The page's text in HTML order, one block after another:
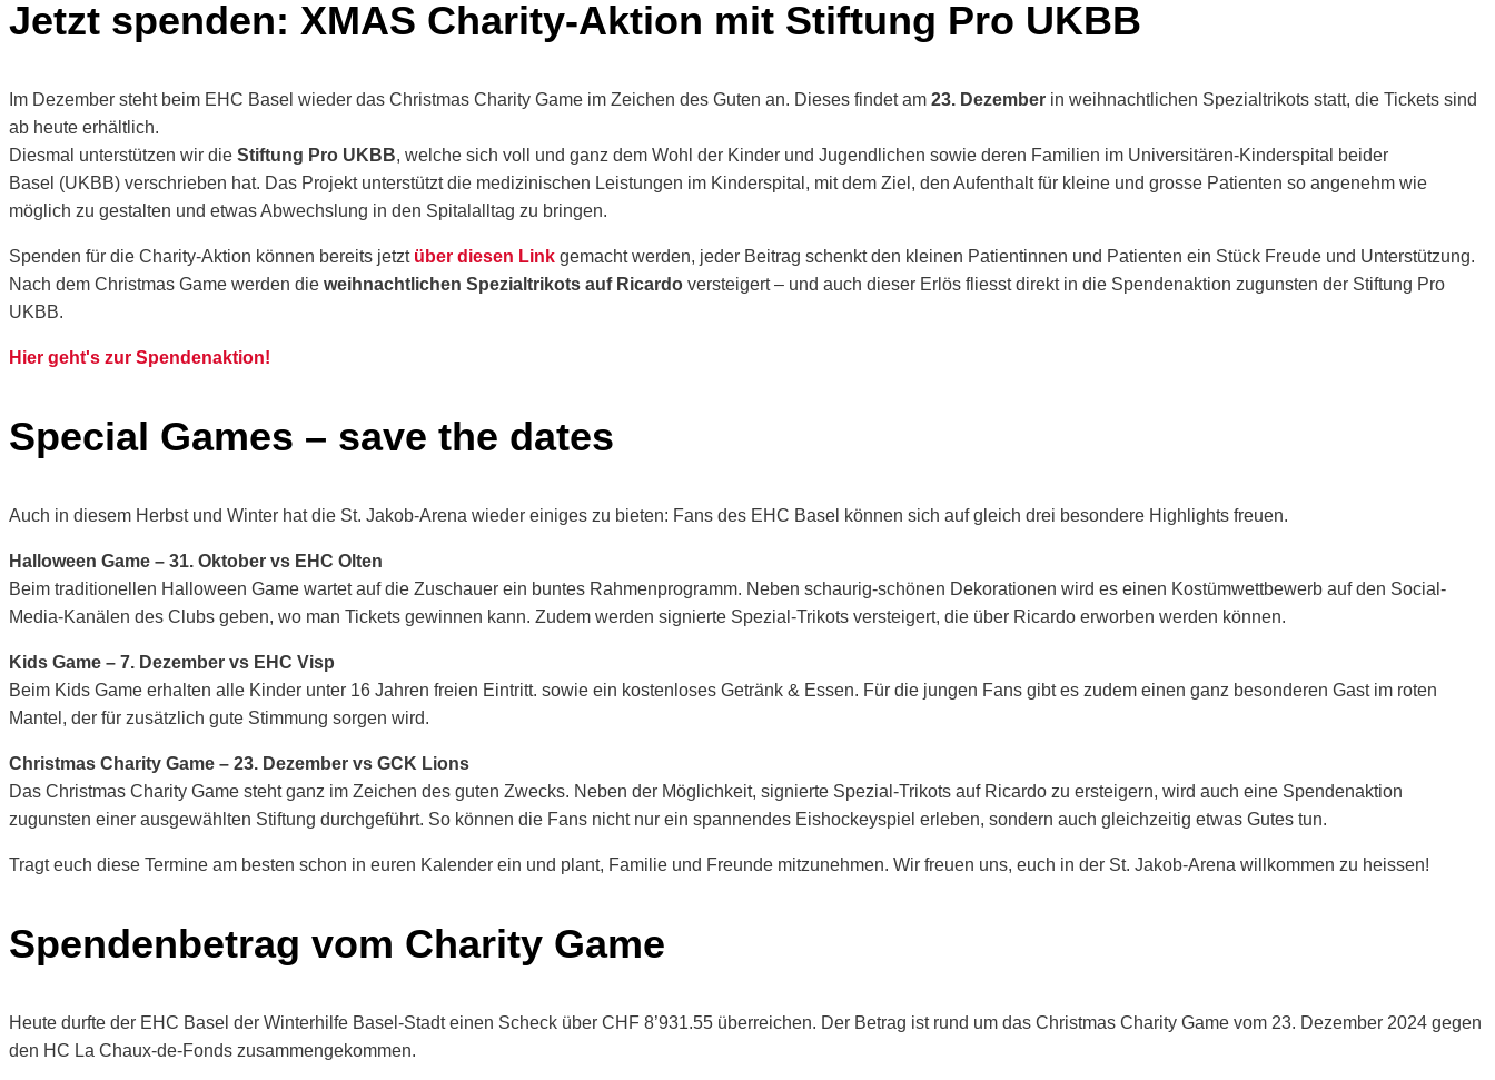
Jetzt spenden: XMAS Charity-Aktion mit Stiftung Pro UKBB
Im Dezember steht beim EHC Basel wieder das Christmas Charity Game im Zeichen des Guten an. Dieses findet am 23. Dezember in weihnachtlichen Spezialtrikots statt, die Tickets sind
ab heute erhältlich.
Diesmal unterstützen wir die Stiftung Pro UKBB, welche sich voll und ganz dem Wohl der Kinder und Jugendlichen sowie deren Familien im Universitären-Kinderspital beider
Basel (UKBB) verschrieben hat. Das Projekt unterstützt die medizinischen Leistungen im Kinderspital, mit dem Ziel, den Aufenthalt für kleine und grosse Patienten so angenehm wie
möglich zu gestalten und etwas Abwechslung in den Spitalalltag zu bringen.
Spenden für die Charity-Aktion können bereits jetzt über diesen Link gemacht werden, jeder Beitrag schenkt den kleinen Patientinnen und Patienten ein Stück Freude und Unterstützung.
Nach dem Christmas Game werden die weihnachtlichen Spezialtrikots auf Ricardo versteigert – und auch dieser Erlös fliesst direkt in die Spendenaktion zugunsten der Stiftung Pro
UKBB.
Hier geht's zur Spendenaktion!
Special Games – save the dates
Auch in diesem Herbst und Winter hat die St. Jakob-Arena wieder einiges zu bieten: Fans des EHC Basel können sich auf gleich drei besondere Highlights freuen.
Halloween Game – 31. Oktober vs EHC Olten
Beim traditionellen Halloween Game wartet auf die Zuschauer ein buntes Rahmenprogramm. Neben schaurig-schönen Dekorationen wird es einen Kostümwettbewerb auf den Social-
Media-Kanälen des Clubs geben, wo man Tickets gewinnen kann. Zudem werden signierte Spezial-Trikots versteigert, die über Ricardo erworben werden können.
Kids Game – 7. Dezember vs EHC Visp
Beim Kids Game erhalten alle Kinder unter 16 Jahren freien Eintritt. sowie ein kostenloses Getränk & Essen. Für die jungen Fans gibt es zudem einen ganz besonderen Gast im roten
Mantel, der für zusätzlich gute Stimmung sorgen wird.
Christmas Charity Game – 23. Dezember vs GCK Lions
Das Christmas Charity Game steht ganz im Zeichen des guten Zwecks. Neben der Möglichkeit, signierte Spezial-Trikots auf Ricardo zu ersteigern, wird auch eine Spendenaktion
zugunsten einer ausgewählten Stiftung durchgeführt. So können die Fans nicht nur ein spannendes Eishockeyspiel erleben, sondern auch gleichzeitig etwas Gutes tun.
Tragt euch diese Termine am besten schon in euren Kalender ein und plant, Familie und Freunde mitzunehmen. Wir freuen uns, euch in der St. Jakob-Arena willkommen zu heissen!
Spendenbetrag vom Charity Game
Heute durfte der EHC Basel der Winterhilfe Basel-Stadt einen Scheck über CHF 8’931.55 überreichen. Der Betrag ist rund um das Christmas Charity Game vom 23. Dezember 2024 gegen
den HC La Chaux-de-Fonds zusammengekommen.